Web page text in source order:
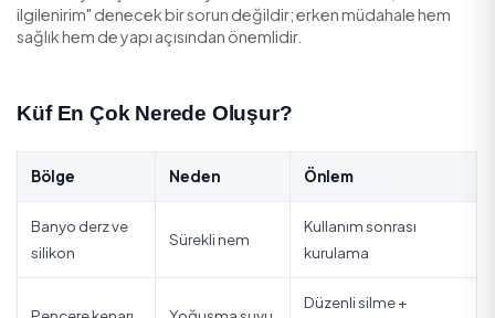
Küf Sağlık Açısından Neden Önemli?
burun akıntısı, gözlerde kaşıntı, boğazda tahriş,
uzun süreli maruziyet daha ciddi solunum sorunlarıyla
ilişkilendirilir. Özellikle bebek, yaşlı ve kronik solunum
olan bireyler için risk daha yüksektir. Bu nedenle küf,
ilgilenirim" denecek bir sorun değildir; erken müdahale